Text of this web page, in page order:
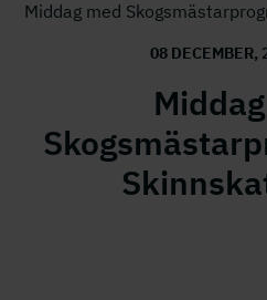
Middag med
08 DECEMBER,